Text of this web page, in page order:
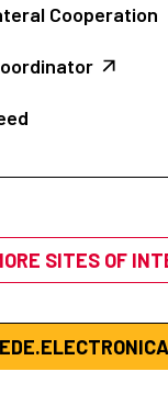
Cooperation
SITES OF